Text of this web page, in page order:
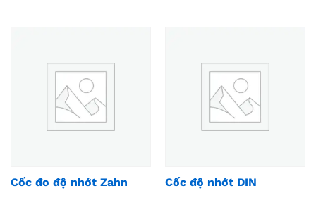
Cốc đo độ nhớt Zahn Cốc độ nhớt DIN